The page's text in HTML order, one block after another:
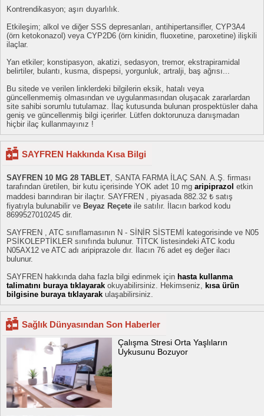
Kontrendikasyon; aşırı duyarlılık.
Etkileşim; alkol ve diğer SSS depresanları, antihipertansifler, CYP3A4
(örn ketokonazol) veya CYP2D6 (örn kinidin, fluoxetine, paroxetine) ilişkili
ilaçlar.
Yan etkiler; konstipasyon, akatizi, sedasyon, tremor, ekstrapiramidal
belirtiler, bulantı, kusma, dispepsi, yorgunluk, artralji, baş ağrısı...
Bu sitede ve verilen linklerdeki bilgilerin eksik, hatalı veya
güncellenmemiş olmasından ve uygulanmasından oluşacak zararlardan
site sahibi sorumlu tutulamaz. İlaç kutusunda bulunan prospektüsler daha
geniş ve güncellenmiş bilgi içerirler. Lütfen doktorunuza danışmadan
hiçbir ilaç kullanmayınız !
SAYFREN Hakkında Kısa Bilgi
SAYFREN 10 MG 28 TABLET, SANTA FARMA İLAÇ SAN. A.Ş. firması
tarafından üretilen, bir kutu içerisinde YOK adet 10 mg aripiprazol etkin
maddesi barındıran bir ilaçtır. SAYFREN , piyasada 882.32 ₺ satış
fiyatıyla bulunabilir ve Beyaz Reçete ile satılır. İlacın barkod kodu
8699527010245 dir.
SAYFREN , ATC sınıflamasının N - SİNİR SİSTEMİ kategorisinde ve N05
PSİKOLEPTİKLER sınıfında bulunur. TİTCK listesindeki ATC kodu
N05AX12 ve ATC adı aripiprazole dır. İlacın 76 adet eş değer ilacı
bulunur.
SAYFREN hakkında daha fazla bilgi edinmek için hasta kullanma
talimatını buraya tıklayarak okuyabilirsiniz. Hekimseniz, kısa ürün
bilgisine buraya tıklayarak ulaşabilirsiniz.
Sağlık Dünyasından Son Haberler
Çalışma Stresi Orta Yaşlıların
Uykusunu Bozuyor